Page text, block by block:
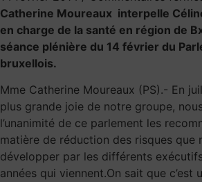
Catherine Moureaux interpelle
en charge de la santé en région de
séance plénière du 14 février du
bruxellois.
Mme Catherine Moureaux (PS).- En
plus grande joie de notre groupe,
l’unanimité de ce parlement les
matière de réduction des risques que
développer par les différents
années qui viennent.On sait que c’est